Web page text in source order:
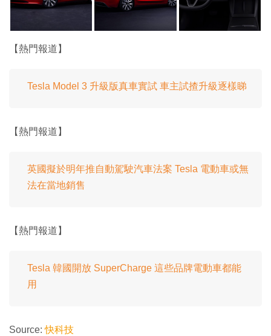
【熱門報道】
Tesla Model 3 升級版真車實試 車主試揸升級逐樣睇
【熱門報道】
英國擬於明年推自動駕駛汽車法案 Tesla 電動車或無
法在當地銷售
【熱門報道】
Tesla 韓國開放 SuperCharge 這些品牌電動車都能
用
Source:快科技